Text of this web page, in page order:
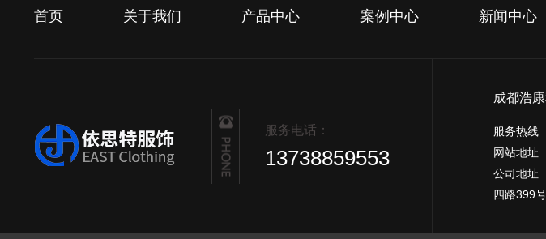
首页 关于我们 产品中心 案例中心 新闻中心
服务电话：
13738859553
成都浩
服务热
网站地址
公司地址
四路399号